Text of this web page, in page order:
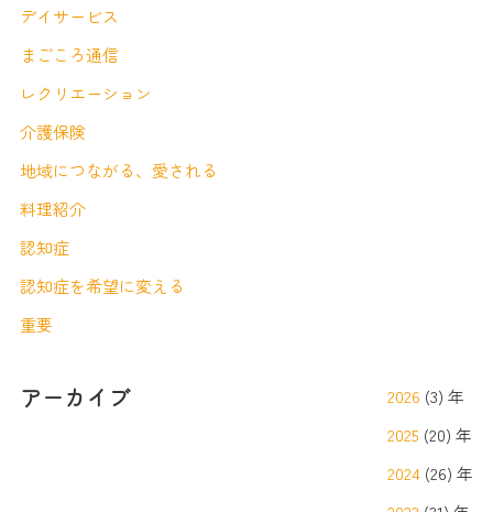
デイサービス
まごころ通信
レクリエーション
介護保険
地域につながる、愛される
料理紹介
認知症
認知症を希望に変える
重要
アーカイブ 2026 (3) 年
2025 (20) 年
2024 (26) 年